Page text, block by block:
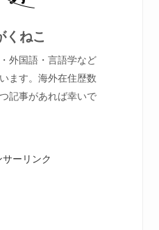
くねこ
外国語・言語学など
ます。海外在住歴数
記事があれば幸いで
サーリンク